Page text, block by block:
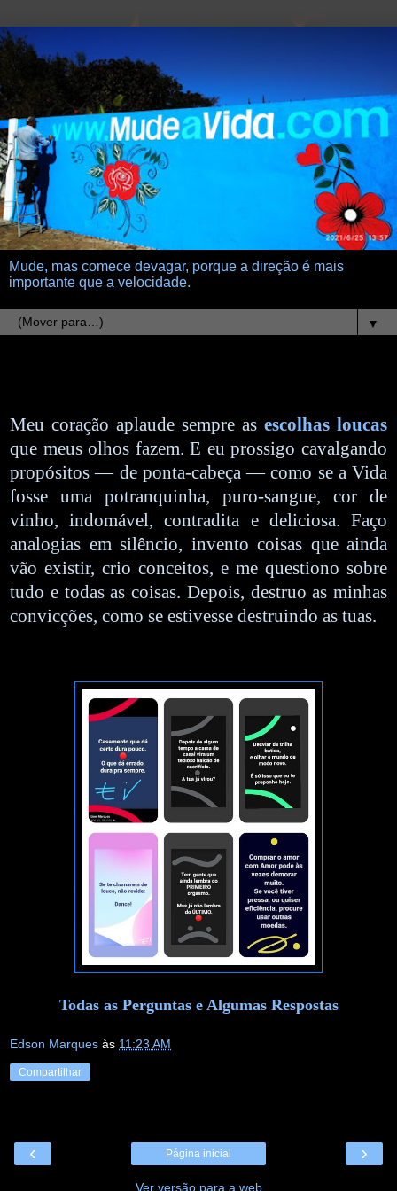
Mude, mas comece devagar, porque a direção é mais
importante que a velocidade.
▼
Meu coração aplaude sempre as escolhas loucas
que meus olhos fazem. E eu prossigo cavalgando
propósitos — de ponta-cabeça — como se a Vida
fosse uma potranquinha, puro-sangue, cor de
vinho, indomável, contradita e deliciosa. Faço
analogias em silêncio, invento coisas que ainda
vão existir, crio conceitos, e me questiono sobre
tudo e todas as coisas. Depois, destruo as minhas
convicções, como se estivesse destruindo as tuas.
Todas as Perguntas e Algumas Respostas
Edson Marques às 11:23 AM
Compartilhar
‹ ›
Página inicial
Ver versão para a web